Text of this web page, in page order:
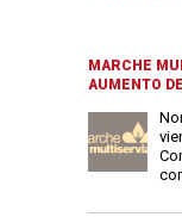
MARCHE
AUMENTO